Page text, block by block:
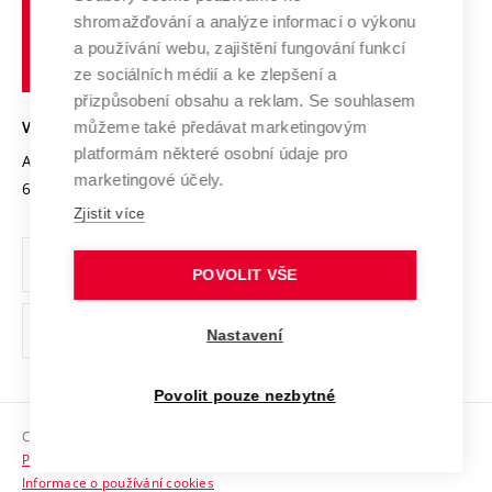
Výzkumné infrastruktury
Transfer znalostí
Open Science
Projekty
Projekty ze strukturálních fondů
Specifický výzkum
Služby univerzity
Mezinárodní dohody
Univerzitní sítě
Udržitelná univerzita
Podnikavá univerzita / ContriBUTe
Bezpečná univerzita
Vyznamenání
Organizační struktura
Ochrana osobních údajů
odkaz)
Sociální bezpečí
HR Award
učení
technické
VYSOKÉ UČENÍ TECHNICKÉ V BRNĚ
Antonínská 548/1
602 00 Brno
www.vut.cz
vut@vutbr.cz
Copyright © 2026 VUT
Prohlášení o přístupnosti
Informace o používání cookies
shromažďování a analýze informací o výkonu
a používání webu, zajištění fungování funkcí
ze sociálních médií a ke zlepšení a
přizpůsobení obsahu a reklam. Se souhlasem
můžeme také předávat marketingovým
platformám některé osobní údaje pro
marketingové účely.
Zjistit více
POVOLIT VŠE
Nastavení
Povolit pouze nezbytné